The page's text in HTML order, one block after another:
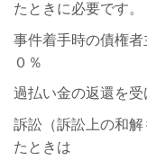
たときに必要です。
事件着手時の債権者
０％
過払い金の返還を
訴訟（訴訟上の和
たときは